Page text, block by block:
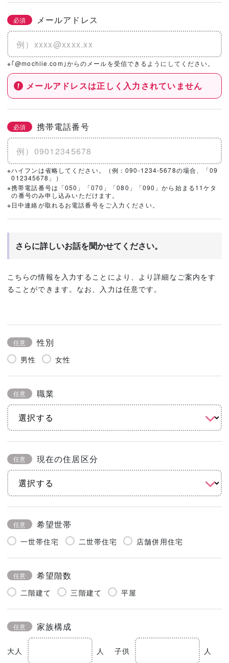
必須 メールアドレス
※｢@mochiie.com｣からのメールを受信できるようにしてください。
メールアドレスは正しく入力されていません
必須 携帯電話番号
※ハイフンは省略してください。（例：090-1234-5678の場合、「09
012345678」）
※携帯電話番号は「050」「070」「080」「090」から始まる11ケタ
の番号のみ申し込みいただけます。
※日中連絡が取れるお電話番号をご入力ください。
さらに詳しいお話を聞かせてください。
こちらの情報を入力することにより、より詳細なご案内をす
ることができます。なお、入力は任意です。
任意 性別
男性 女性
任意 職業
任意 現在の住居区分
任意 希望世帯
一世帯住宅 二世帯住宅 店舗併用住宅
任意 希望階数
二階建て 三階建て 平屋
任意 家族構成
大人 人 子供 人